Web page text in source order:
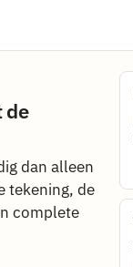
de
dan alleen
tekening, de
complete